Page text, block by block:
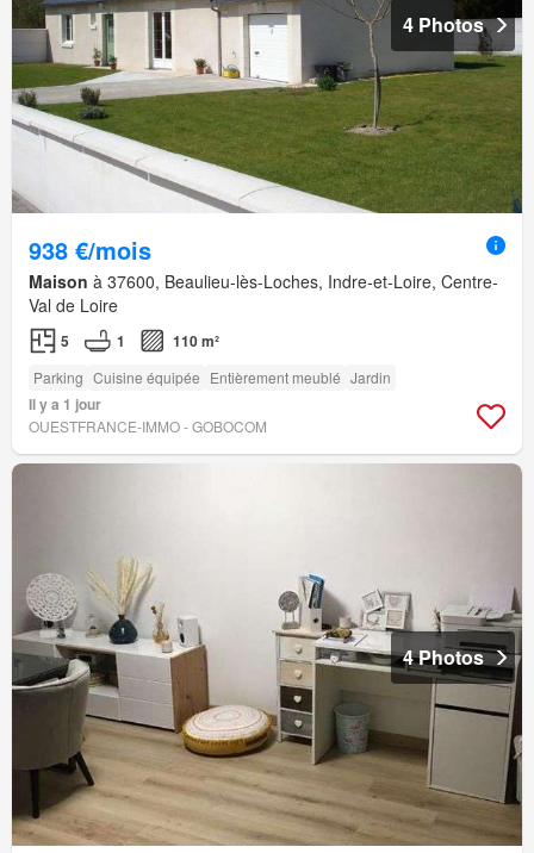
4 Photos
938 €/mois
Maison à 37600, Beaulieu-lès-Loches, Indre-et-Loire, Centre-
Val de Loire
5 1 110 m²
Parking Cuisine équipée Entièrement meublé Jardin
Il y a 1 jour
OUESTFRANCE-IMMO - GOBOCOM
4 Photos